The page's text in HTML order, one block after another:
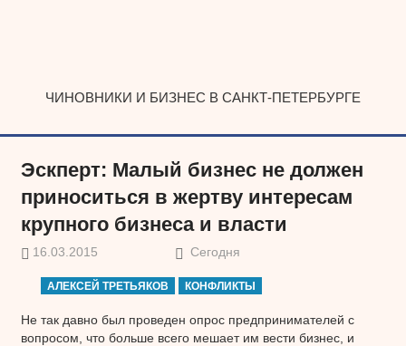
ЧИНОВНИКИ И БИЗНЕС В САНКТ-ПЕТЕРБУРГЕ
Эскперт: Малый бизнес не должен
приноситься в жертву интересам
крупного бизнеса и власти
16.03.2015 Сегодня
АЛЕКСЕЙ ТРЕТЬЯКОВ КОНФЛИКТЫ
Не так давно был проведен опрос предпринимателей с
вопросом, что больше всего мешает им вести бизнес, и